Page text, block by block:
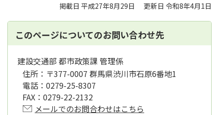
掲載日 平成27年8月29日 更新日 令和8年4月1日
このページについてのお問い合わせ先
建設交通部 都市政策課 管理係
住所： 〒377-0007 群馬県渋川市石原6番地1
電話： 0279-25-8307
FAX： 0279-22-2132
メールでのお問合わせはこちら